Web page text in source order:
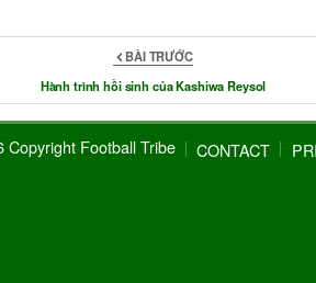
BÀI TRƯỚC
Hành trình hồi sinh của Kashiwa Reysol
Copyright Football Tribe CONTACT